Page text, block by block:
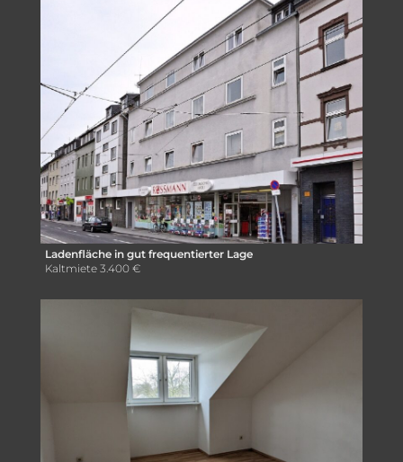
Ladenfläche in gut frequentierter Lage
Kaltmiete 3.400 €